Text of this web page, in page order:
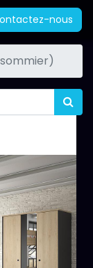
nous
sommier)